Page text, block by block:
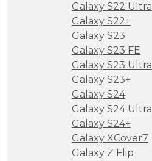
Galaxy S22 Ultra
Galaxy S22+
Galaxy S23
Galaxy S23 FE
Galaxy S23 Ultra
Galaxy S23+
Galaxy S24
Galaxy S24 Ultra
Galaxy S24+
Galaxy XCover7
Galaxy Z Flip